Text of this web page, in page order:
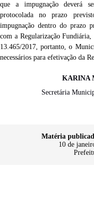
que a impugnação deverá
protocolada no prazo
impugnação dentro do prazo
com a Regularização
13.465/2017, portanto, o
necessários para efetivação da
KARINA
Secretária
Matéria
10 de